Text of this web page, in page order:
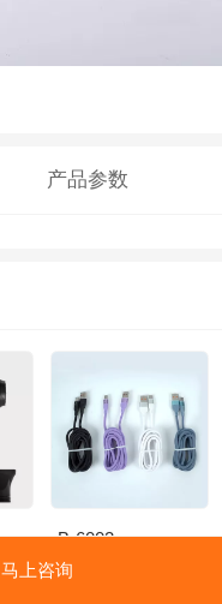
产品参数
B-6002
马上咨询